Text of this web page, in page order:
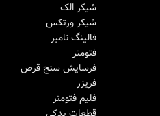
شیکر الک
شیکر ورتکس
فالینگ نامبر
فتومتر
فرسایش سنج قرص
فریزر
فلیم فتومتر